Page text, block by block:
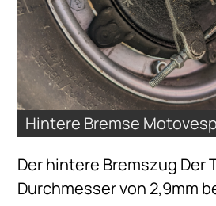
Hintere Bremse
Der hintere Bremszug Der
Durchmesser von 2,9mm